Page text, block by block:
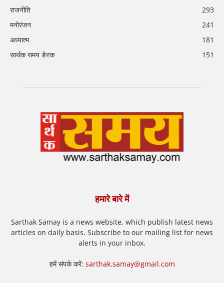
राजनीति
293
मनोरंजन
241
अध्यात्म
181
सार्थक समय डेस्क
151
हमारे बारे में
Sarthak Samay is a news website, which publish latest news
articles on daily basis. Subscribe to our mailing list for news
alerts in your inbox.
हमें संपर्क करें: sarthak.samay@gmail.com